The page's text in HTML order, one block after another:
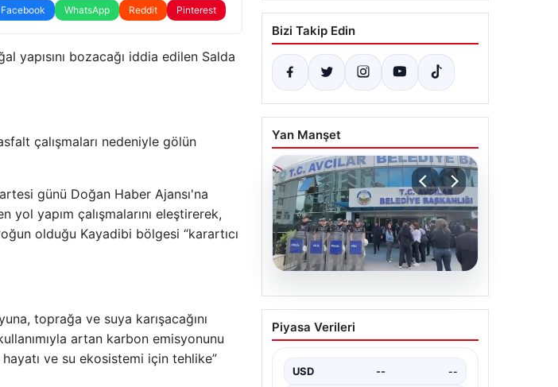
Facebook WhatsApp Reddit Pinterest
yapısını bozacağı iddia edilen Salda
çalışmaları nedeniyle gölün
günü Doğan Haber Ajansı'na
yol yapım çalışmalarını eleştirerek,
olduğu Kayadibi bölgesi “karartıcı
toprağa ve suya karışacağını
artan karbon emisyonunu
ve su ekosistemi için tehlike”
Bizi Takip Edin
Yan Manşet
05.08.2026
Avcılar Belediyesi’ne
operasyon. 12 şüpheli
Piyasa Verileri
USD -- --